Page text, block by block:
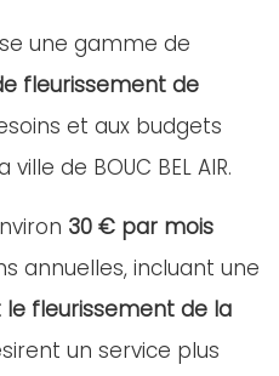
une gamme de
fleurissement de
et aux budgets
de BOUC BEL AIR.
30 € par mois
annuelles, incluant une
fleurissement de la
un service plus